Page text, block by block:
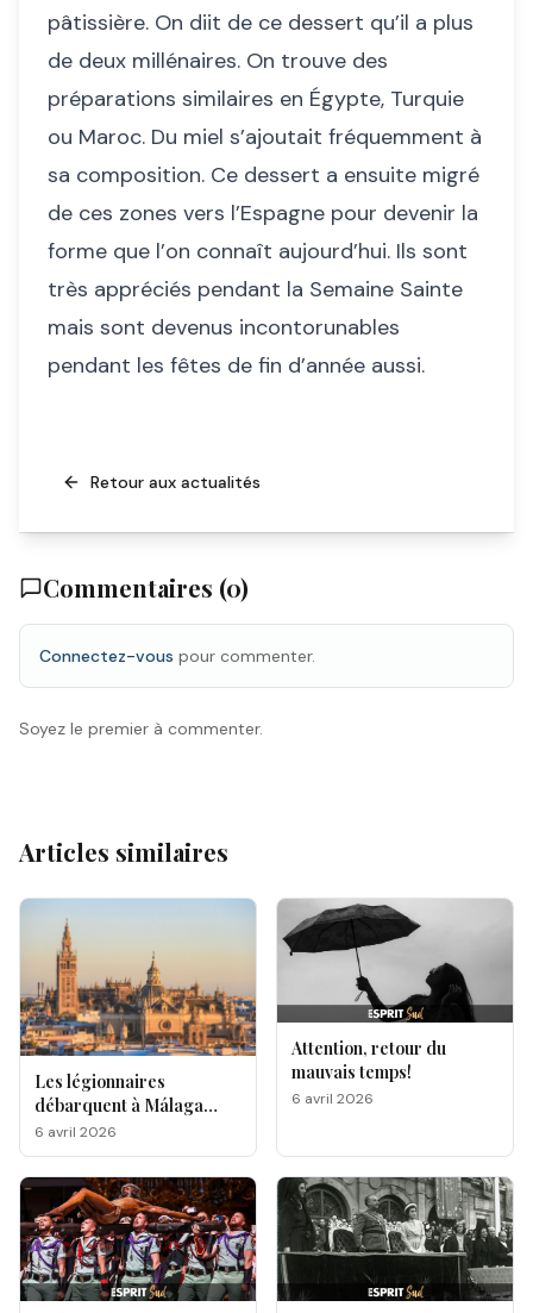
pâtissière. On diit de ce dessert qu’il a plus
de deux millénaires. On trouve des
préparations similaires en Égypte, Turquie
ou Maroc. Du miel s’ajoutait fréquemment à
sa composition. Ce dessert a ensuite migré
de ces zones vers l’Espagne pour devenir la
forme que l’on connaît aujourd’hui. Ils sont
très appréciés pendant la Semaine Sainte
mais sont devenus incontorunables
pendant les fêtes de fin d’année aussi.
Retour aux actualités
Commentaires (0)
Connectez-vous pour commenter.
Soyez le premier à commenter.
Articles similaires
Les légionnaires
débarquent à Málaga
pour la Semaine Sainte
6 avril 2026
Attention, retour du
mauvais temps!
6 avril 2026